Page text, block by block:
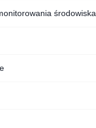
środowiska